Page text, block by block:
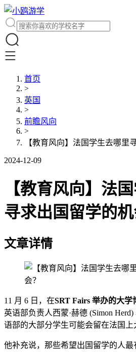
首页
>
英国
>
前瞻风向
>
【教育风向】法国学生去哪里
2024-12-09
【教育风向】法
寻求出国留学的机
文章详情
11 月 6 日，在SRT Fairs 举办的大学
英语部负责人西蒙·赫德 (Simon
语部的大部分学生可能会留在法国上
他补充说，那些希望出国留学的人最